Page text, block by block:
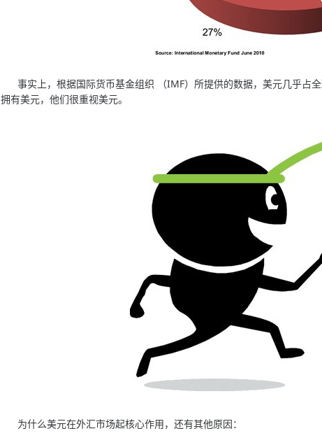
事实上，根据国际货币基金组织 （IMF）所提供的数据，美元几乎占
拥有美元，他们很重视美元。
为什么美元在外汇市场起核心作用，还有其他原因：